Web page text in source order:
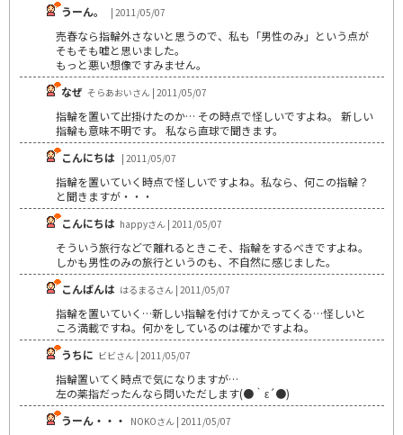
うーん。 | 2011/05/07
売春なら指輪外さないと思うので、私も「男性のみ」という点が
そもそも嘘と思いました。
もっと悪い想像ですみません。
なぜ そらあおいさん | 2011/05/07
指輪を置いて出掛けたのか… その時点で怪しいですよね。 新しい
指輪も意味不明です。 私なら直球で聞きます。
こんにちは | 2011/05/07
指輪を置いていく時点で怪しいですよね。私なら、何この指輪？
と聞きますが・・・
こんにちは happyさん | 2011/05/07
そういう旅行などで離れるときこそ、指輪をするべきですよね。
しかも男性のみの旅行というのも、不自然に感じました。
こんばんは はるまるさん | 2011/05/07
指輪を置いていく…新しい指輪を付けてかえってくる…怪しいと
ころ満載ですね。何かをしているのは確かですよね。
うちに ビビさん | 2011/05/07
指輪置いてく時点で気になりますが…
左の薬指だったんなら問いただします(●｀ε´●)
うーん・・・
NOKOさん | 2011/05/07